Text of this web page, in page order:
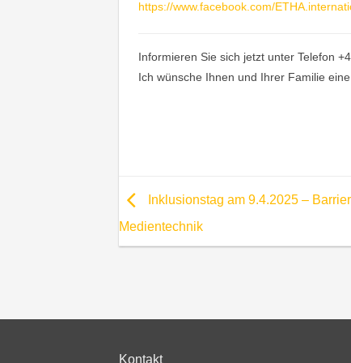
https://www.facebook.com/
Informieren Sie sich jetzt unter Telefon
Ich wünsche Ihnen und Ihrer Familie
Inklusionstag am 9.4.2025 –
Medientechnik
Kontakt